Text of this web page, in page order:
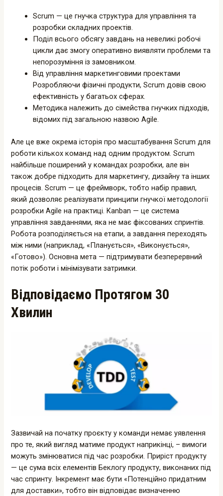
Scrum — це гнучка структура для управління та
розробки складних проектів.
Поділ всього обсягу завдань на невеликі робочі
цикли дає змогу оперативно виявляти проблеми та
непорозуміння із замовником.
Від управління маркетинговими проектами
Розробляючи фізичні продукти, Scrum довів свою
ефективність у багатьох сферах.
Методика належить до сімейства гнучких підходів,
відомих під загальною назвою Agile.
Але це вже окрема історія про масштабування Scrum для
роботи кількох команд над одним продуктом. Scrum
найбільше поширений у командах розробки, але він
також добре підходить для маркетингу, дизайну та інших
процесів. Scrum — це фреймворк, тобто набір правил,
який дозволяє реалізувати принципи гнучкої методології
розробки Agile на практиці. Kanban — це система
управління завданнями, яка не має фіксованих спринтів.
Робота розподіляється на етапи, а завдання переходять
між ними (наприклад, «Планується», «Виконується»,
«Готово»). Основна мета — підтримувати безперервний
потік роботи і мінімізувати затримки.
Відповідаємо Протягом 30
Хвилин
Зазвичай на початку проєкту у команди немає уявлення
про те, який вигляд матиме продукт наприкінці, – вимоги
можуть змінюватися під час розробки. Приріст продукту
— це сума всіх елементів Беклогу продукту, виконаних під
час спринту. Інкремент має бути «Потенційно придатним
для доставки», тобто він відповідає визначенню